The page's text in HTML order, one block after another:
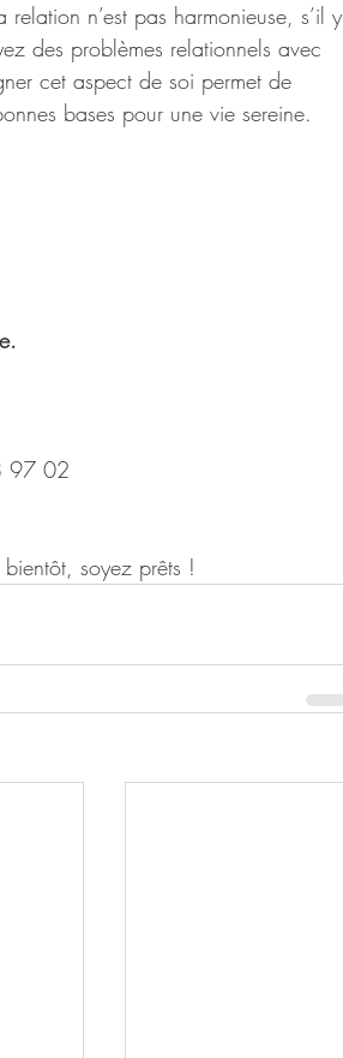
n’est pas harmonieuse, s’il y
des problèmes relationnels avec
cet aspect de soi permet de
bases pour une vie sereine.
97 02
soyez prêts !